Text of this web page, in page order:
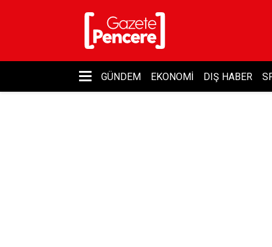
GÜNDEM EKONOMI DIŞ HABER